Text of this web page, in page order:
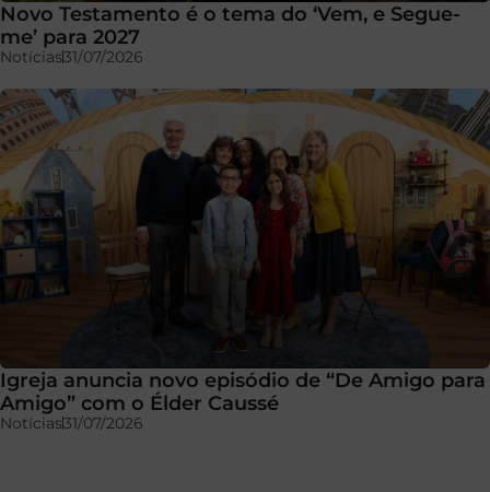
Novo Testamento é o tema do ‘Vem, e Segue-
me’ para 2027
Notícias31/07/2026
Igreja anuncia novo episódio de “De Amigo para
Amigo” com o Élder Caussé
Notícias31/07/2026